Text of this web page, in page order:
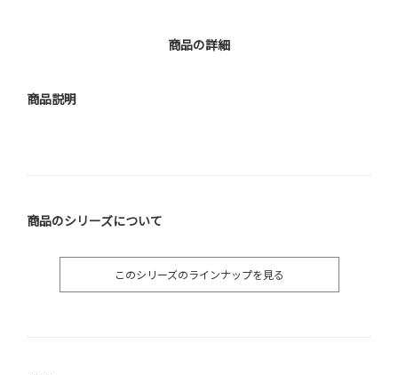
商品の詳細
商品説明
商品のシリーズについて
このシリーズのラインナップを見る